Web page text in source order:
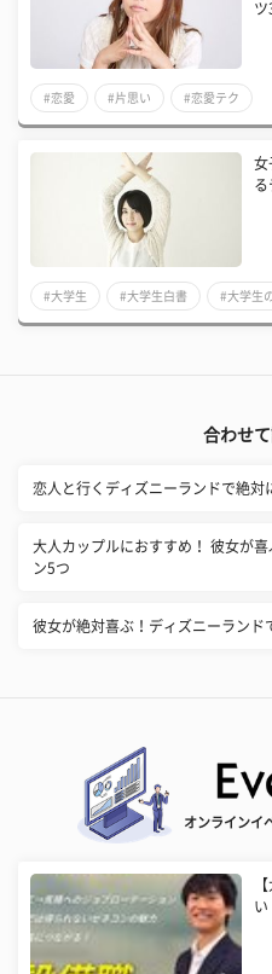
ツ
#恋愛 #片思い #恋愛テク
女
る
#大学生 #大学生白書 #大学生
合わせ
恋人と行くディズニーランドで絶対
大人カップルにおすすめ！ 彼女が
ン5つ
彼女が絶対喜ぶ！ディズニーランド
オンラインイ
い